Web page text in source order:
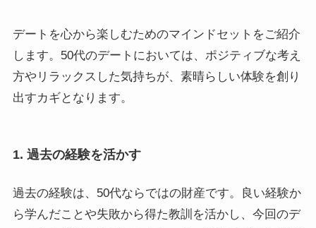
デートを心から楽しむためのマインドセットをご紹介
します。50代のデートにおいては、ポジティブな考え
方やリラックスした気持ちが、素晴らしい体験を創り
出すカギとなります。
1. 過去の経験を活かす
過去の経験は、50代ならではの財産です。良い経験か
ら学んだことや失敗から得た教訓を活かし、今回のデ